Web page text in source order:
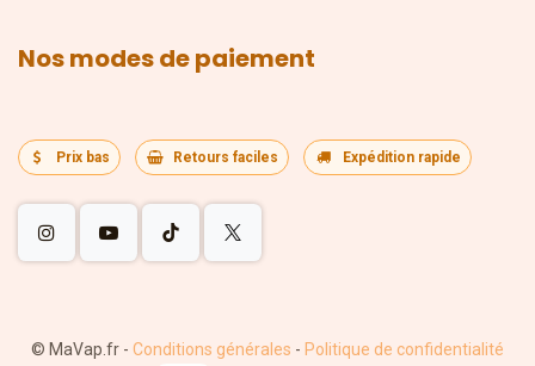
Nos modes de paiement
Prix bas Retours faciles Expédition rapide
© MaVap.fr - Conditions générales - Politique de confidentialité